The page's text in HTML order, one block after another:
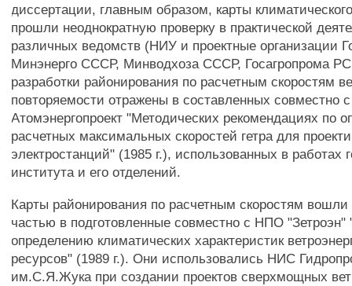
диссертации, главным образом, карты
прошли неоднократную проверку в практической
различных ведомств (НИУ и проектные организации
Минэнерго СССР, Минводхоза СССР, Госагропрома
разработки районирования по расчетным скоростям
повторяемости отражены в составленных совместно
Атомэнергопроект "Методических рекомендациях по
расчетных максимальных скоростей гетра для
электростанций" (1985 г.), использованных в работах
института и его отделений.
Карты районирования по расчетным скоростям вошли
частью в подготовленные совместно с НПО "Зетроэн"
определению климатических характеристик
ресурсов" (1989 г.). Они использовались НИС
им.С.Я.Жука при создании проектов сверхмощных